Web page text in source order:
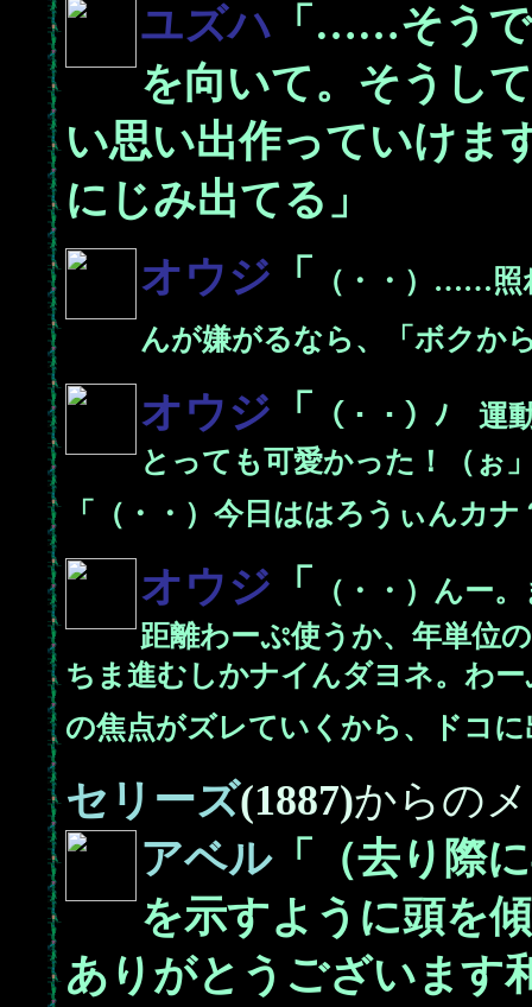
ユズハ 「……そう
を向いて。そうし
い思い出作っていけま
にじみ出てる」
オウジ 「
（・・）……照
んが嫌がるなら、「ボクか
オウジ 「
（・・）ﾉ 運
とっても可愛かった！（ぉ
「（・・）今日ははろうぃんカ
オウジ 「
（・・）んー
距離わーぷ使うか、年単位
ちま進むしかナイんダヨネ。わ
の焦点がズレていくから、ドコ
セリーズ(1887)からの
アベル「（去り際
を示すように頭を
ありがとうございます